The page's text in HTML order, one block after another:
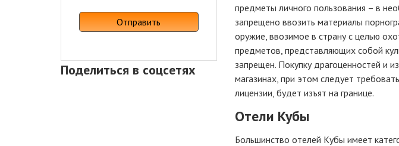
Отправить
Поделиться в соцсетях
предметы личного пользования – в
запрещено ввозить материалы
оружие, ввозимое в страну с целью
предметов, представляющих собой
запрещен. Покупку драгоценностей и
магазинах, при этом следует
лицензии, будет изъят на границе.
Отели Кубы
Большинство отелей Кубы имеет